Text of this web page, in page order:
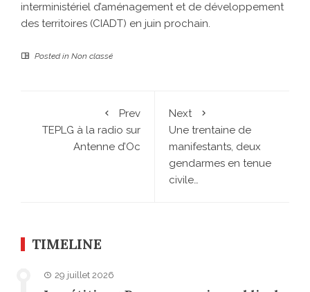
interministériel d’aménagement et de développement
des territoires (CIADT) en juin prochain.
Posted in Non classé
Prev
TEPLG à la radio sur
Antenne d’Oc
Next
Une trentaine de
manifestants, deux
gendarmes en tenue
civile…
TIMELINE
29 juillet 2026